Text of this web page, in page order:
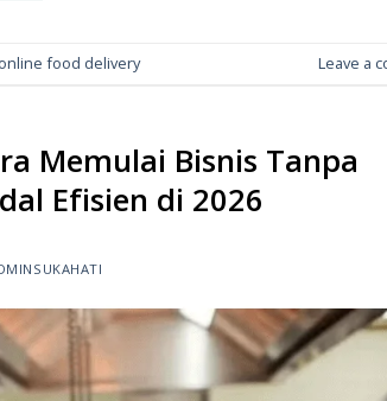
online food delivery Leave a
Memulai Bisnis Tanpa
Efisien di 2026